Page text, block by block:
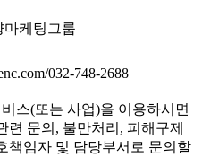
마케팅그룹
032-748-2688
스(또는 사업)을 이용하시면
문의, 불만처리, 피해구제
책임자 및 담당부서로 문의할